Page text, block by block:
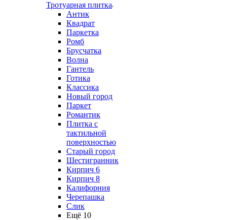
Тротуарная плитка
Антик
Квадрат
Паркетка
Ромб
Брусчатка
Волна
Гантель
Готика
Классика
Новый город
Паркет
Романтик
Плитка с
тактильной
поверхностью
Старый город
Шестигранник
Кирпич 6
Кирпич 8
Калифорния
Черепашка
Слик
Ещё 10